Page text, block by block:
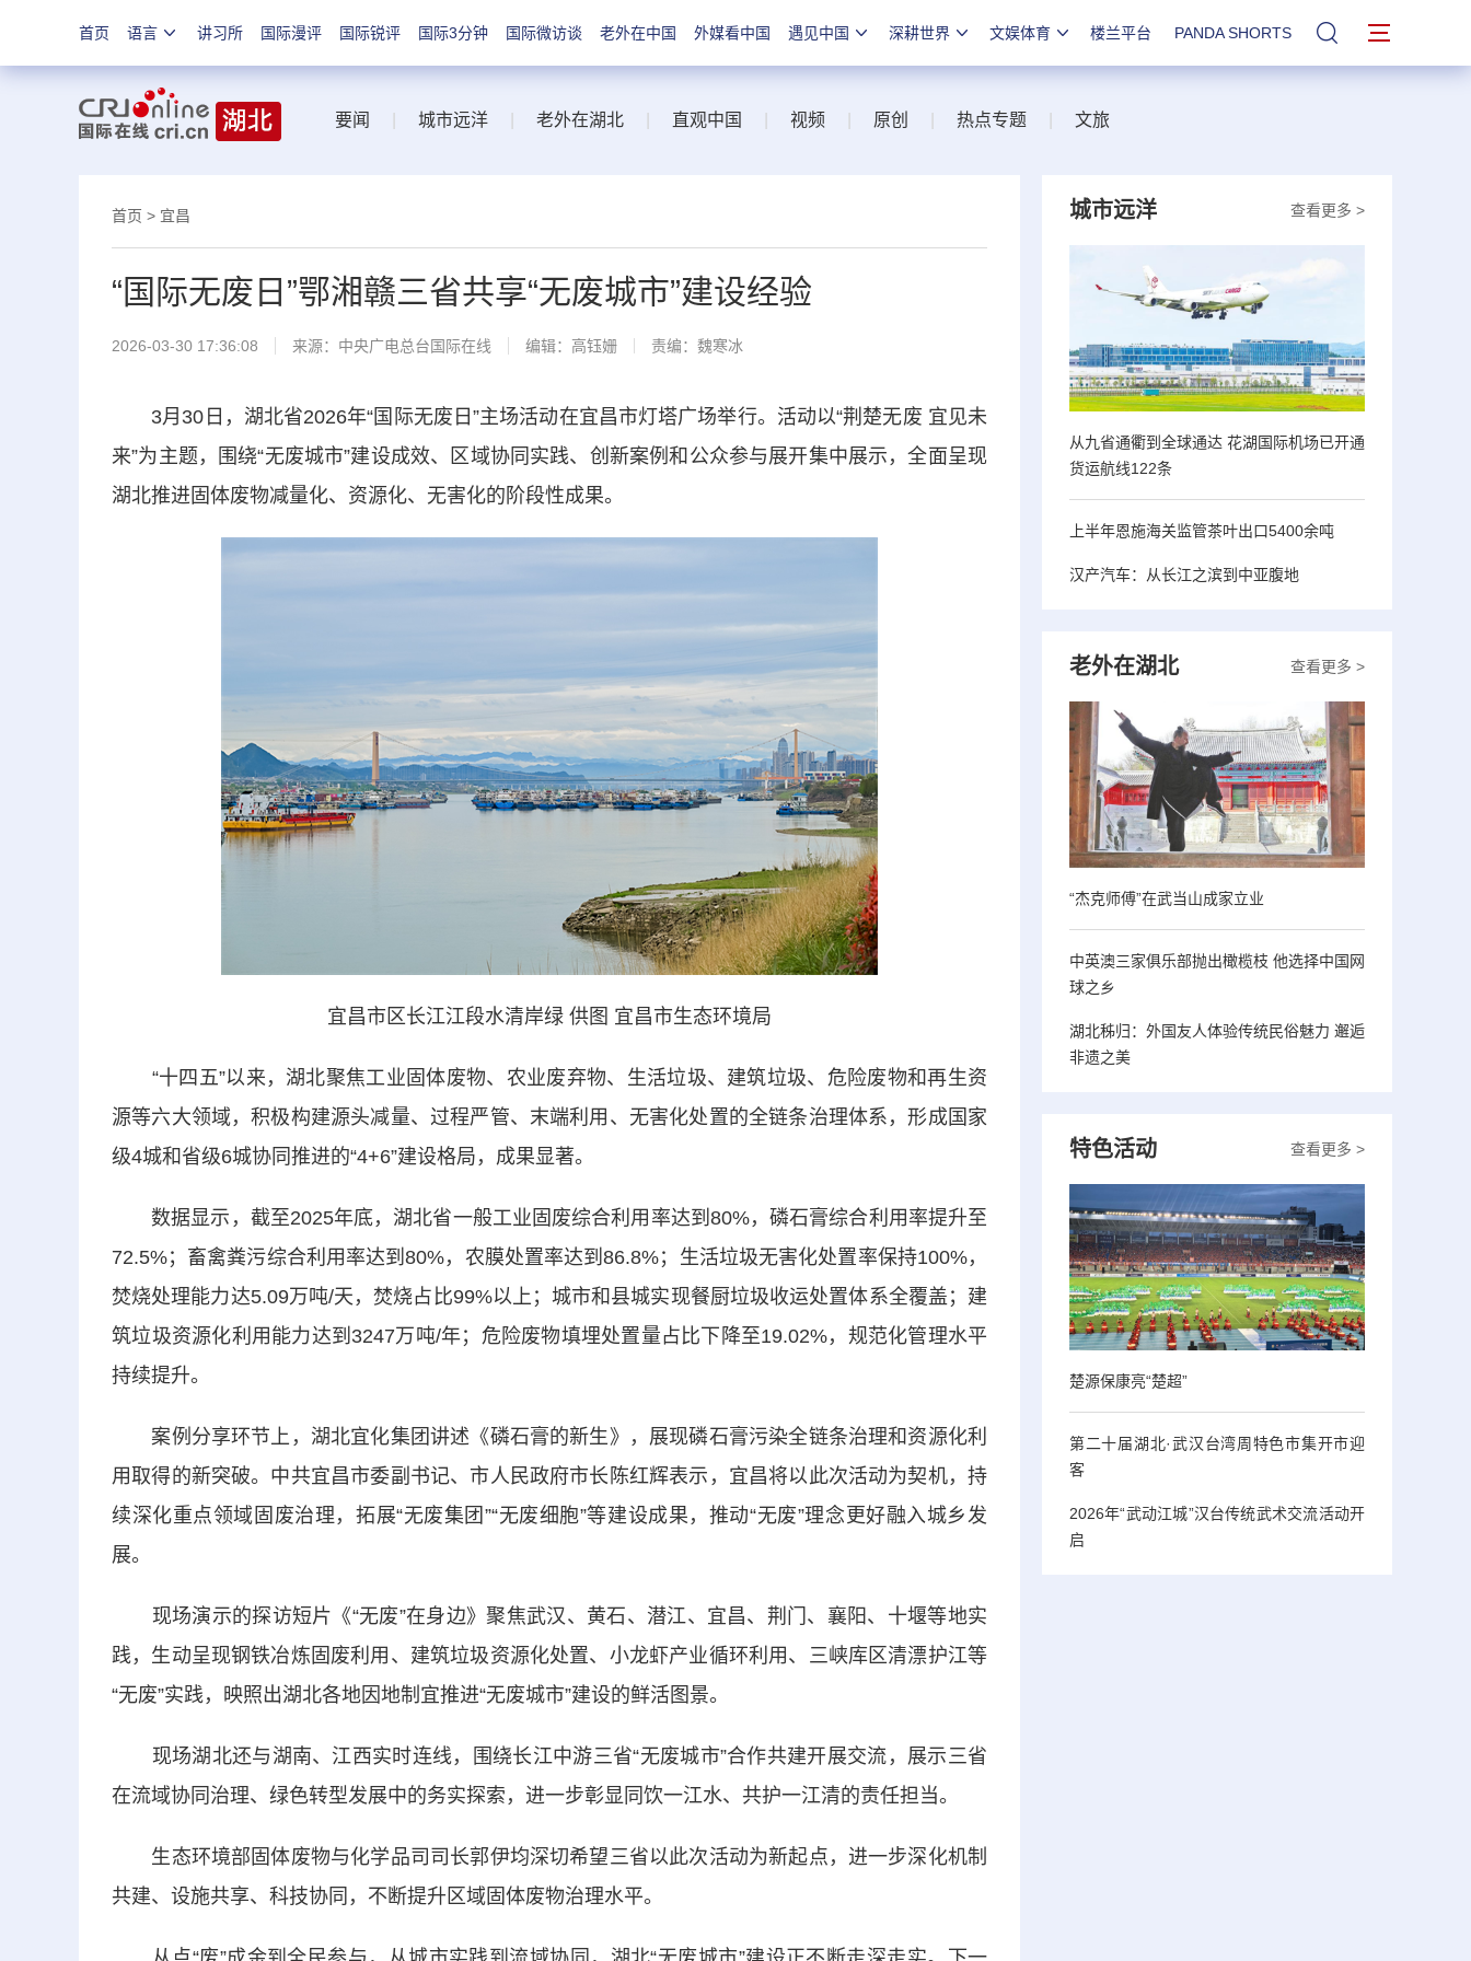
首页 语言 讲习所 国际漫评 国际锐评 国际3分钟 国际微访谈 老外在中国 外媒看中国 遇见中国 深耕世界 文娱体育 楼兰平台 PANDA SHORTS 站内搜索
要闻 城市远洋 老外在湖北 直观中国 视频 原创 热点专题 文旅
首页 > 宜昌
“国际无废日”鄂湘赣三省共享“无废城市”建设经验
2026-03-30 17:36:08 来源：中央广电总台国际在线 编辑：高钰姗 责编：魏寒冰
3月30日，湖北省2026年“国际无废日”主场活动在宜昌市灯塔广场举行。活动以“荆楚无废 宜见未
来”为主题，围绕“无废城市”建设成效、区域协同实践、创新案例和公众参与展开集中展示，全面呈现
湖北推进固体废物减量化、资源化、无害化的阶段性成果。
宜昌市区长江江段水清岸绿 供图 宜昌市生态环境局
“十四五”以来，湖北聚焦工业固体废物、农业废弃物、生活垃圾、建筑垃圾、危险废物和再生资
源等六大领域，积极构建源头减量、过程严管、末端利用、无害化处置的全链条治理体系，形成国家
级4城和省级6城协同推进的“4+6”建设格局，成果显著。
数据显示，截至2025年底，湖北省一般工业固废综合利用率达到80%，磷石膏综合利用率提升至
72.5%；畜禽粪污综合利用率达到80%，农膜处置率达到86.8%；生活垃圾无害化处置率保持100%，
焚烧处理能力达5.09万吨/天，焚烧占比99%以上；城市和县城实现餐厨垃圾收运处置体系全覆盖；建
筑垃圾资源化利用能力达到3247万吨/年；危险废物填埋处置量占比下降至19.02%，规范化管理水平
持续提升。
案例分享环节上，湖北宜化集团讲述《磷石膏的新生》，展现磷石膏污染全链条治理和资源化利
用取得的新突破。中共宜昌市委副书记、市人民政府市长陈红辉表示，宜昌将以此次活动为契机，持
续深化重点领域固废治理，拓展“无废集团”“无废细胞”等建设成果，推动“无废”理念更好融入城乡发
展。
现场演示的探访短片《“无废”在身边》聚焦武汉、黄石、潜江、宜昌、荆门、襄阳、十堰等地实
践，生动呈现钢铁冶炼固废利用、建筑垃圾资源化处置、小龙虾产业循环利用、三峡库区清漂护江等
“无废”实践，映照出湖北各地因地制宜推进“无废城市”建设的鲜活图景。
现场湖北还与湖南、江西实时连线，围绕长江中游三省“无废城市”合作共建开展交流，展示三省
在流域协同治理、绿色转型发展中的务实探索，进一步彰显同饮一江水、共护一江清的责任担当。
生态环境部固体废物与化学品司司长郭伊均深切希望三省以此次活动为新起点，进一步深化机制
共建、设施共享、科技协同，不断提升区域固体废物治理水平。
查看更多 >
城市远洋
从九省通衢到全球通达 花湖国际机场已开通
货运航线122条
上半年恩施海关监管茶叶出口5400余吨
汉产汽车：从长江之滨到中亚腹地
查看更多 >
老外在湖北
“杰克师傅”在武当山成家立业
中英澳三家俱乐部抛出橄榄枝 他选择中国网
球之乡
湖北秭归：外国友人体验传统民俗魅力 邂逅
非遗之美
查看更多 >
特色活动
楚源保康亮“楚超”
第二十届湖北·武汉台湾周特色市集开市迎
客
2026年“武动江城”汉台传统武术交流活动开
启